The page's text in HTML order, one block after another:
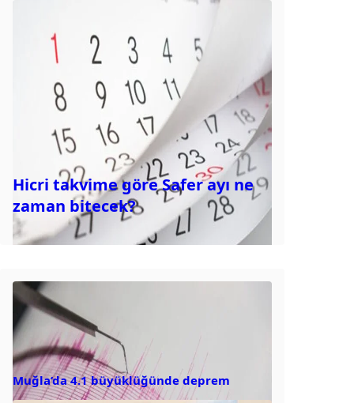
Hicri takvime göre Safer ayı ne
zaman bitecek?
Muğla’da 4.1 büyüklüğünde deprem